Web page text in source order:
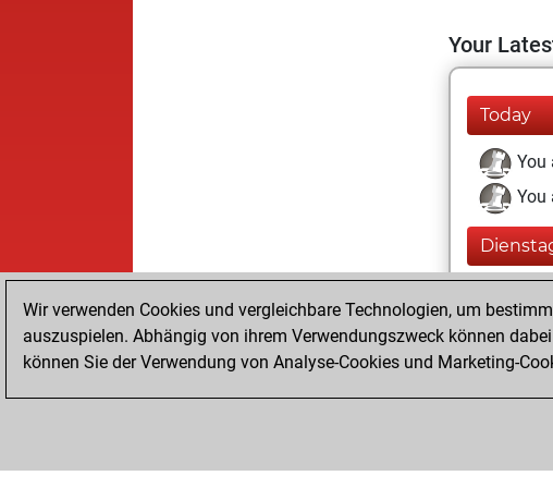
Your
Today
You
You
You
You
Wir verwenden Cookies und vergleichbare Technologien, um
auszuspielen. Abhängig von ihrem Verwendungszweck können
können Sie der Verwendung von Analyse-Cookies und Marketing-